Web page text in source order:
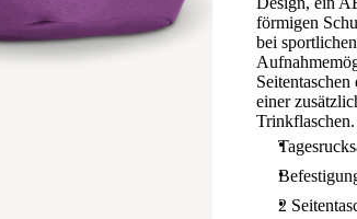
förmigen
bei
einer
Trinkflaschen.
2